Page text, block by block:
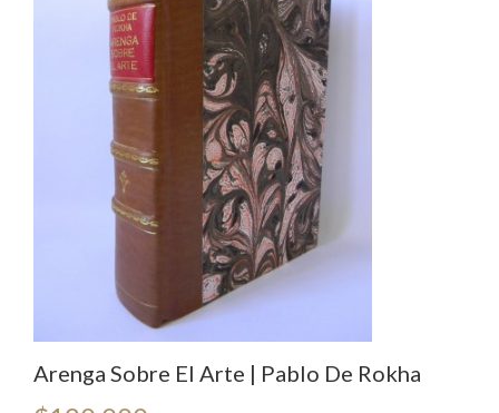
Arenga Sobre El Arte | Pablo De Rokha